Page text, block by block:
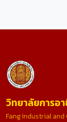
วิทยาลัยการอ
Fang Industrial and